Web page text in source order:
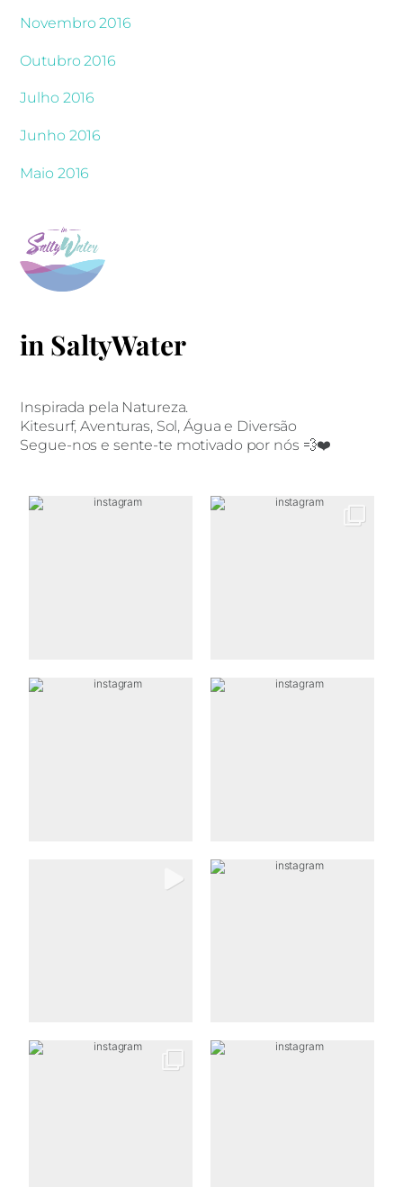
Novembro 2016
Outubro 2016
Julho 2016
Junho 2016
Maio 2016
in SaltyWater
Inspirada pela Natureza.
Kitesurf, Aventuras, Sol, Água e Diversão
Segue-nos e sente-te motivado por nós 💨❤️